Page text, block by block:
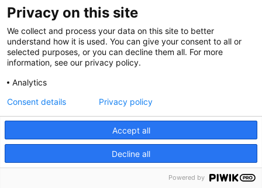
tenim memòria.
LLEGIR MÉS »
16/02/2021 - 08:36:20
EMBARÀS
Privacy on this site
We collect and process your data on this site to better
understand how it is used. You can give your consent to all or
selected purposes, or you can decline them all. For more
information, see our privacy policy.
Analytics
Accept all
Decline all
Consent details Privacy policy
Powered by